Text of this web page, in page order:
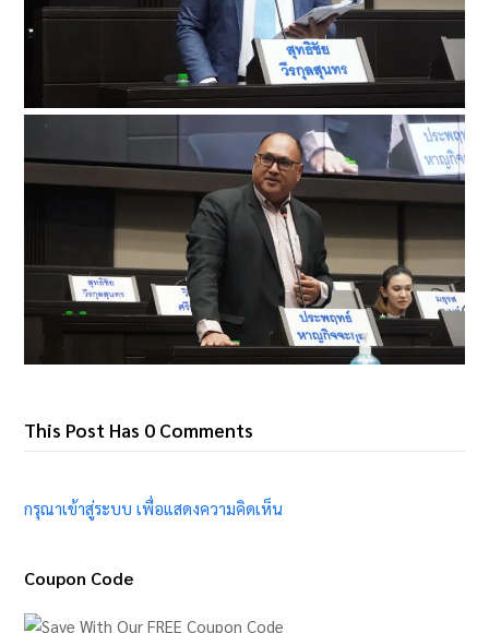
This Post Has 0 Comments
กรุณาเข้าสู่ระบบ เพื่อแสดงความคิดเห็น
Coupon Code